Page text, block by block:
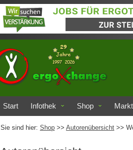
Start Infothek Shop
Sie sind hier: Shop >> Autorenübersicht >>